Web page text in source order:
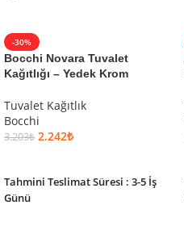
-30%
Bocchi Novara Tuvalet
Kağıtlığı – Yedek Krom
Tuvalet Kağıtlık
Bocchi
3.203₺ 2.242₺
Tahmini Teslimat Süresi : 3-5 İş
Günü